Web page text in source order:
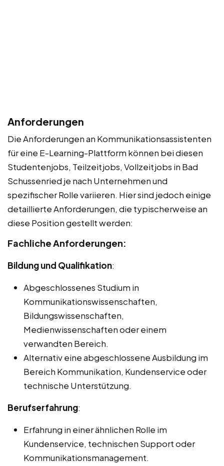
Anforderungen
Die Anforderungen an Kommunikationsassistenten
für eine E-Learning-Plattform können bei diesen
Studentenjobs, Teilzeitjobs, Vollzeitjobs in Bad
Schussenried je nach Unternehmen und
spezifischer Rolle variieren. Hier sind jedoch einige
detaillierte Anforderungen, die typischerweise an
diese Position gestellt werden:
Fachliche Anforderungen:
Bildung und Qualifikation:
Abgeschlossenes Studium in
Kommunikationswissenschaften,
Bildungswissenschaften,
Medienwissenschaften oder einem
verwandten Bereich.
Alternativ eine abgeschlossene Ausbildung im
Bereich Kommunikation, Kundenservice oder
technische Unterstützung.
Berufserfahrung:
Erfahrung in einer ähnlichen Rolle im
Kundenservice, technischen Support oder
Kommunikationsmanagement.